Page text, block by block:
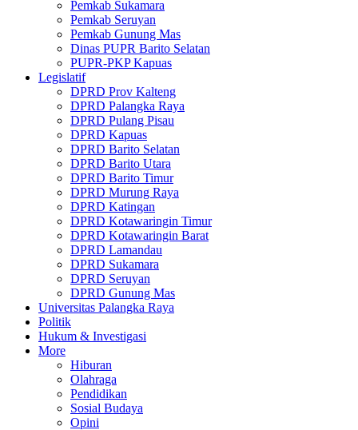
Pemkab Sukamara
Pemkab Seruyan
Pemkab Gunung Mas
Dinas PUPR Barito Selatan
PUPR-PKP Kapuas
Legislatif
DPRD Prov Kalteng
DPRD Palangka Raya
DPRD Pulang Pisau
DPRD Kapuas
DPRD Barito Selatan
DPRD Barito Utara
DPRD Barito Timur
DPRD Murung Raya
DPRD Katingan
DPRD Kotawaringin Timur
DPRD Kotawaringin Barat
DPRD Lamandau
DPRD Sukamara
DPRD Seruyan
DPRD Gunung Mas
Universitas Palangka Raya
Politik
Hukum & Investigasi
More
Hiburan
Olahraga
Pendidikan
Sosial Budaya
Opini